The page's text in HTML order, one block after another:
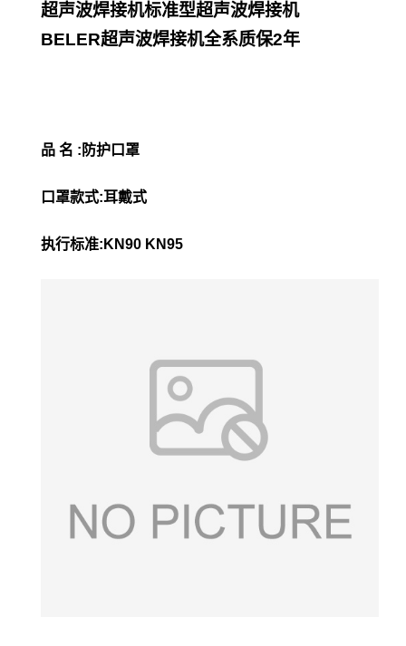
超声波焊接机标准型超声波焊接机
BELER超声波焊接机全系质保2年
品 名 :防护口罩
口罩款式:耳戴式
执行标准:KN90 KN95